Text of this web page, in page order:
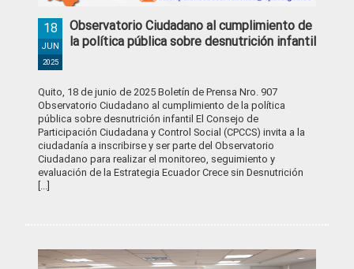
Observatorio Ciudadano al cumplimiento de
la política pública sobre desnutrición infantil
18
JUN
2025
Quito, 18 de junio de 2025 Boletín de Prensa Nro. 907
Observatorio Ciudadano al cumplimiento de la política
pública sobre desnutrición infantil El Consejo de
Participación Ciudadana y Control Social (CPCCS) invita a la
ciudadanía a inscribirse y ser parte del Observatorio
Ciudadano para realizar el monitoreo, seguimiento y
evaluación de la Estrategia Ecuador Crece sin Desnutrición
[...]